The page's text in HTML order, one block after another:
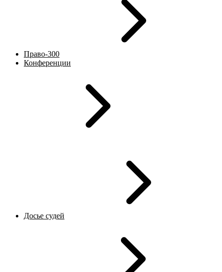
Право-300
Конференции
Досье судей